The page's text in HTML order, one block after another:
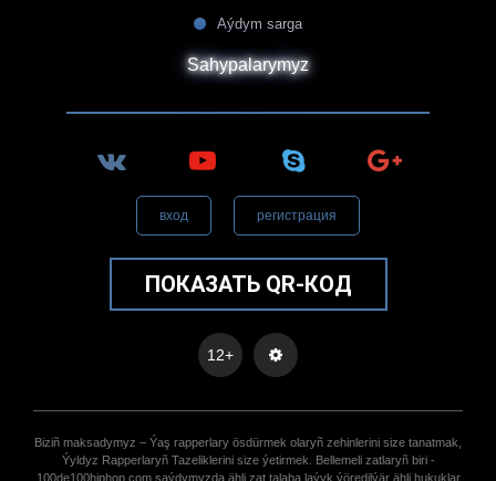
Aýdym sarga
Sahypalarymyz
вход регистрация
ПОКАЗАТЬ QR-КОД
12+
Biziñ maksadymyz – Ýaş rapperlary ösdürmek olaryñ zehinlerini size tanatmak,
Ýyldyz Rapperlaryñ Tazeliklerini size ýetirmek. Bellemeli zatlaryñ biri -
100de100hiphop.com saýdymyzda ähli zat talaba laýyk ýöredilýär ähli hukuklar